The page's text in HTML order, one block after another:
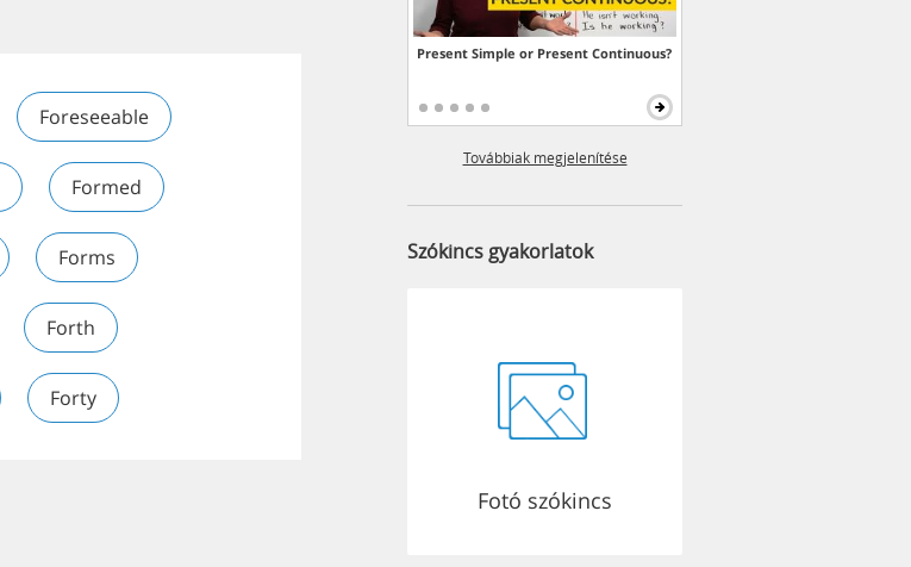
Foreseeable
Formed
Forms
Forth
Forty
Present Simple or Present Continuous?
Továbbiak megjelenítése
Szókincs gyakorlatok
Fotó szókincs